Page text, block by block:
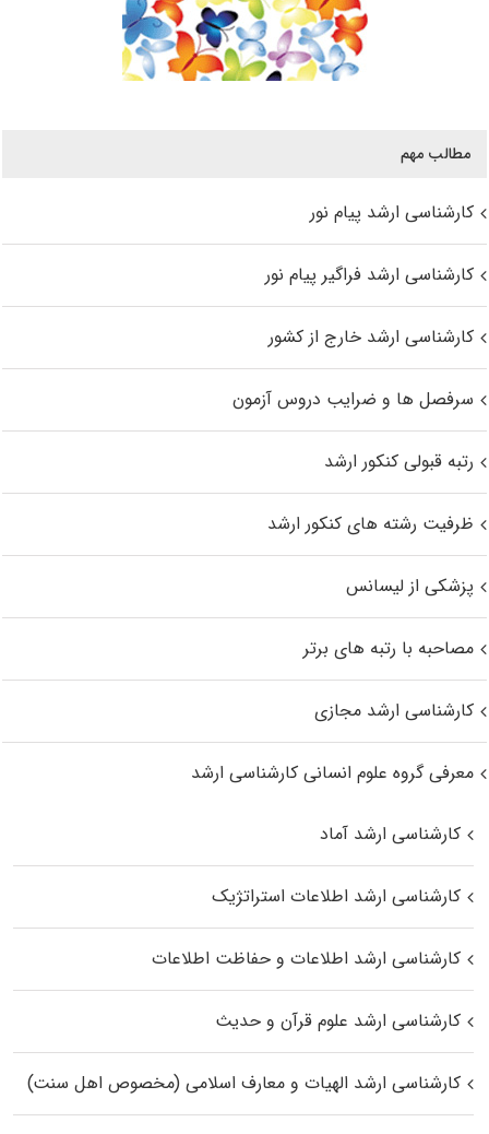
مطالب مهم
کارشناسی ارشد پیام نور
کارشناسی ارشد فراگیر پیام نور
کارشناسی ارشد خارج از کشور
سرفصل ها و ضرایب دروس آزمون
رتبه قبولی کنکور ارشد
ظرفیت رشته های کنکور ارشد
پزشکی از لیسانس
مصاحبه با رتبه های برتر
کارشناسی ارشد مجازی
معرفی گروه علوم انسانی کارشناسی ارشد
کارشناسی ارشد آماد
کارشناسی ارشد اطلاعات استراتژیک
کارشناسی ارشد اطلاعات و حفاظت اطلاعات
کارشناسی ارشد علوم قرآن و حدیث
کارشناسی ارشد الهیات و معارف اسلامی (مخصوص اهل سنت)